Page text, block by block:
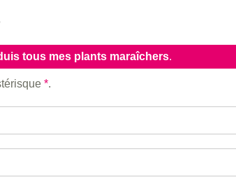
tous mes plants maraîchers.
*.